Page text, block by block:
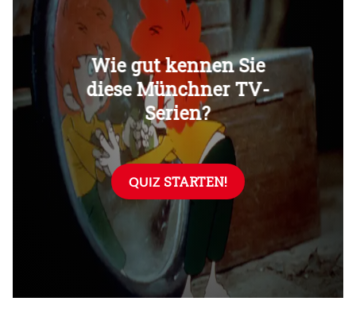
Überspringen